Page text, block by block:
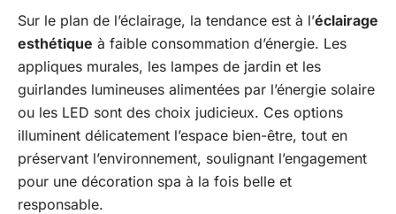
Sur le plan de l’éclairage, la tendance est à l’éclairage
esthétique à faible consommation d’énergie. Les
appliques murales, les lampes de jardin et les
guirlandes lumineuses alimentées par l’énergie solaire
ou les LED sont des choix judicieux. Ces options
illuminent délicatement l’espace bien-être, tout en
préservant l’environnement, soulignant l’engagement
pour une décoration spa à la fois belle et
responsable.